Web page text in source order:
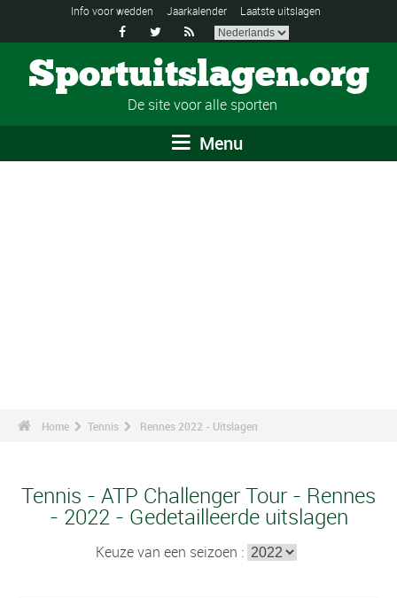
Info voor wedden Jaarkalender Laatste uitslagen
  
Sportuitslagen.org
De site voor alle sporten
Menu
Home Tennis Rennes 2022 - Uitslagen
Tennis - ATP Challenger Tour - Rennes
- 2022 - Gedetailleerde uitslagen
Keuze van een seizoen :